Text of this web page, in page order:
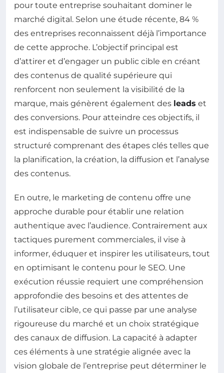
pour toute entreprise souhaitant dominer le
marché digital. Selon une étude récente, 84 %
des entreprises reconnaissent déjà l’importance
de cette approche. L’objectif principal est
d’attirer et d’engager un public cible en créant
des contenus de qualité supérieure qui
renforcent non seulement la visibilité de la
marque, mais génèrent également des leads et
des conversions. Pour atteindre ces objectifs, il
est indispensable de suivre un processus
structuré comprenant des étapes clés telles que
la planification, la création, la diffusion et l’analyse
des contenus.
En outre, le marketing de contenu offre une
approche durable pour établir une relation
authentique avec l’audience. Contrairement aux
tactiques purement commerciales, il vise à
informer, éduquer et inspirer les utilisateurs, tout
en optimisant le contenu pour le SEO. Une
exécution réussie requiert une compréhension
approfondie des besoins et des attentes de
l’utilisateur cible, ce qui passe par une analyse
rigoureuse du marché et un choix stratégique
des canaux de diffusion. La capacité à adapter
ces éléments à une stratégie alignée avec la
vision globale de l’entreprise peut déterminer le